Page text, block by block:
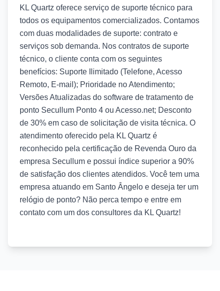
KL Quartz oferece serviço de suporte técnico para
todos os equipamentos comercializados. Contamos
com duas modalidades de suporte: contrato e
serviços sob demanda. Nos contratos de suporte
técnico, o cliente conta com os seguintes
benefícios: Suporte Ilimitado (Telefone, Acesso
Remoto, E-mail); Prioridade no Atendimento;
Versões Atualizadas do software de tratamento de
ponto Secullum Ponto 4 ou Acesso.net; Desconto
de 30% em caso de solicitação de visita técnica. O
atendimento oferecido pela KL Quartz é
reconhecido pela certificação de Revenda Ouro da
empresa Secullum e possui índice superior a 90%
de satisfação dos clientes atendidos. Você tem uma
empresa atuando em Santo Ângelo e deseja ter um
relógio de ponto? Não perca tempo e entre em
contato com um dos consultores da KL Quartz!